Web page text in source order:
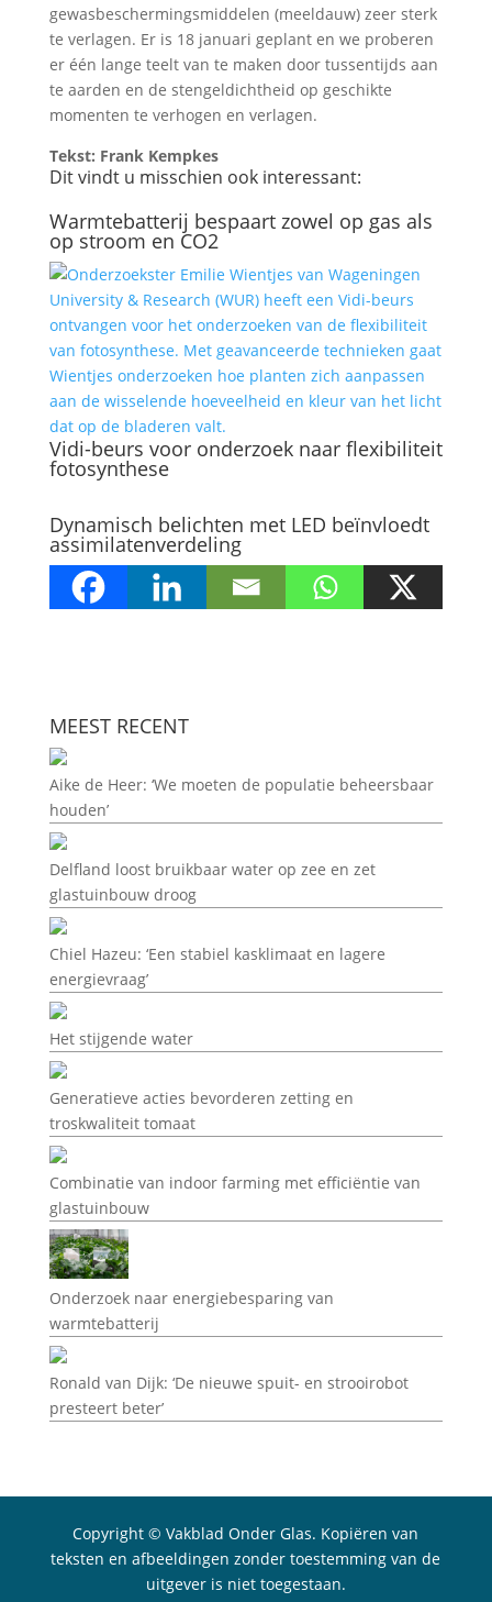
gewasbeschermingsmiddelen (meeldauw) zeer sterk
te verlagen. Er is 18 januari geplant en we proberen
er één lange teelt van te maken door tussentijds aan
te aarden en de stengeldichtheid op geschikte
momenten te verhogen en verlagen.
Tekst: Frank Kempkes
Dit vindt u misschien ook interessant:
Warmtebatterij bespaart zowel op gas als
op stroom en CO2
Vidi-beurs voor onderzoek naar flexibiliteit
fotosynthese
Dynamisch belichten met LED beïnvloedt
assimilatenverdeling
MEEST RECENT
Aike de Heer: ‘We moeten de populatie beheersbaar
houden’
Delfland loost bruikbaar water op zee en zet
glastuinbouw droog
Chiel Hazeu: ‘Een stabiel kasklimaat en lagere
energievraag’
Het stijgende water
Generatieve acties bevorderen zetting en
troskwaliteit tomaat
Combinatie van indoor farming met efficiëntie van
glastuinbouw
Onderzoek naar energiebesparing van
warmtebatterij
Ronald van Dijk: ‘De nieuwe spuit- en strooirobot
presteert beter’
Copyright © Vakblad Onder Glas. Kopiëren van
teksten en afbeeldingen zonder toestemming van de
uitgever is niet toegestaan.